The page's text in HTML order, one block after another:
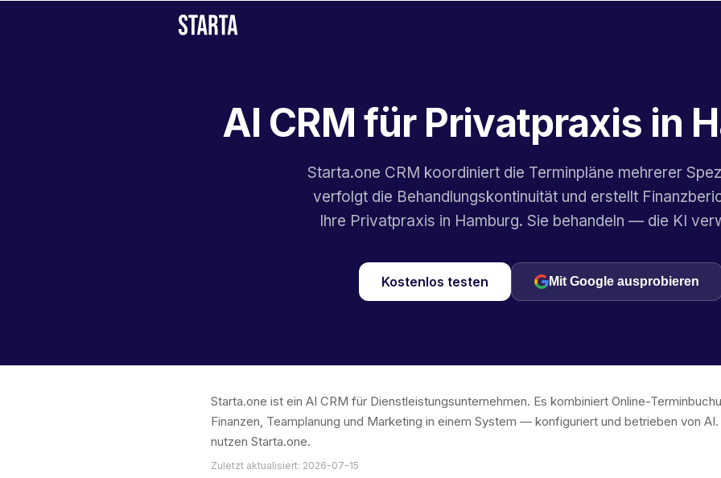
AI CRM für Privatpraxis in
Starta.one CRM koordiniert die Terminpläne mehrerer
verfolgt die Behandlungskontinuität und erstellt
Ihre Privatpraxis in Hamburg. Sie behandeln — die KI
Kostenlos testen Mit Google ausprobieren
Starta.one ist ein AI CRM für Dienstleistungsunternehmen. Es kombiniert Online-
Finanzen, Teamplanung und Marketing in einem System — konfiguriert und betrieben von
nutzen Starta.one.
Zuletzt aktualisiert: 2026-07-15